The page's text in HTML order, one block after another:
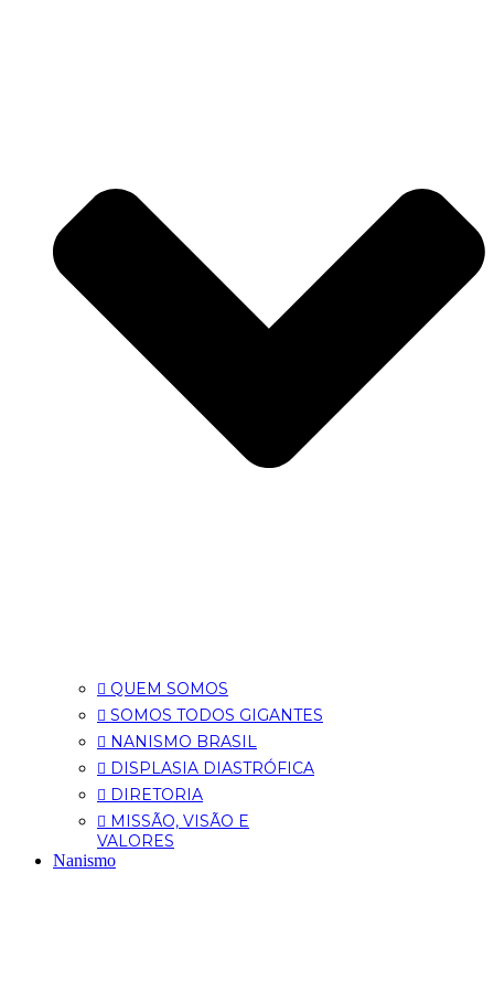
QUEM SOMOS
SOMOS TODOS GIGANTES
NANISMO BRASIL
DISPLASIA DIASTRÓFICA
DIRETORIA
MISSÃO, VISÃO E
VALORES
Nanismo